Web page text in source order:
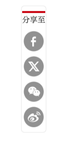
分享至